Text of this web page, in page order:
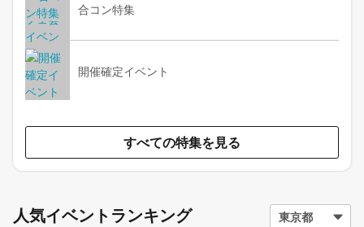
合コン特集
開催確定イベント
すべての特集を見る
人気イベントランキング